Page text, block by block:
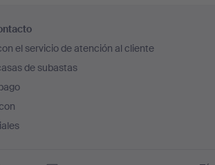
el servicio de atención al cliente
de subastas